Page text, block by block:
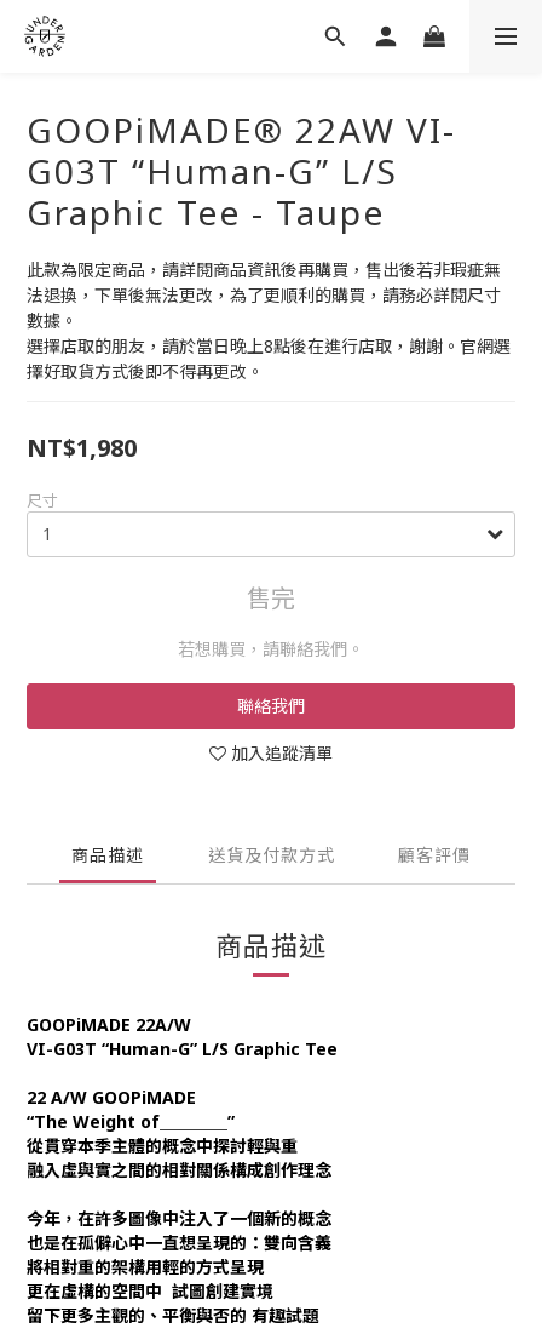
GOOPiMADE® 22AW VI-
G03T “Human-G” L/S
Graphic Tee - Taupe
此款為限定商品，請詳閱商品資訊後再購買，售出後若非瑕疵無
法退換，下單後無法更改，為了更順利的購買，請務必詳閱尺寸
數據。
選擇店取的朋友，請於當日晚上8點後在進行店取，謝謝。官網選
擇好取貨方式後即不得再更改。
NT$1,980
尺寸
售完
若想購買，請聯絡我們。
聯絡我們
加入追蹤清單
商品描述 送貨及付款方式 顧客評價
商品描述
GOOPiMADE 22A/W
VI-G03T “Human-G” L/S Graphic Tee
22 A/W GOOPiMADE
“The Weight of＿＿＿＿”
從貫穿本季主體的概念中探討輕與重
融入虛與實之間的相對關係構成創作理念
今年，在許多圖像中注入了一個新的概念
也是在孤僻心中一直想呈現的：雙向含義
將相對重的架構用輕的方式呈現
更在虛構的空間中 試圖創建實境
留下更多主觀的、平衡與否的 有趣試題